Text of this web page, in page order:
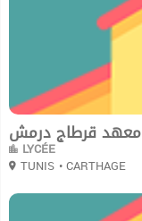
معهد قرطاج درمش
LYCÉE
TUNIS • CARTHAGE